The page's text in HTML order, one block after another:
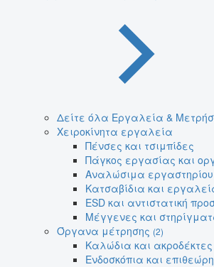
Δείτε όλα Εργαλεία &
Χειροκίνητα εργαλεία
Πένσες και τσιμπίδες
Πάγκος εργασίας και
Αναλώσιμα εργαστηρίου
Κατσαβίδια και
ESD και αντιστατική
Μέγγενες και
Όργανα μέτρησης (2)
Καλώδια και
Ενδοσκόπια και